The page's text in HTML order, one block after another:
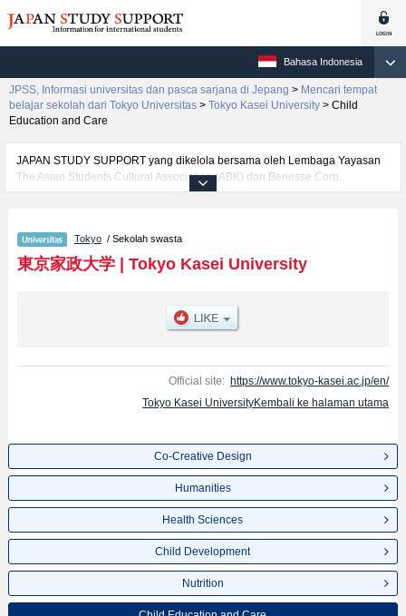
Bahasa Indonesia
JPSS, Informasi universitas dan pasca sarjana di Jepang > Mencari tempat
belajar sekolah dari Tokyo Universitas > Tokyo Kasei University > Child
Education and Care
JAPAN STUDY SUPPORT yang dikelola bersama oleh Lembaga Yayasan
The Asian Students Cultural Association (ABK) dan Benesse Corp.
menyediakan informasi sekitar 1300 universitas, pascasarjana, universitas
informasi per fakultas seperti Fakultas Co-Creative DesignatauFakultas
HumanitiesatauFakultas Health SciencesatauFakultas Child
DevelopmentatauFakultas NutritionatauFakultas Child Education and
established in April 2026）atauFakultas Interfaculty of Culture and
Informatics（scheduled to be established in April 2026）, serta berbagai
jalan, dan lainnya. Silakan memanfaatkannya.
Tokyo / Sekolah swasta
東京家政大学| Tokyo Kasei University
Official site: https://www.tokyo-kasei.ac.jp/en/
Tokyo Kasei UniversityKembali ke halaman utama
Co-Creative Design
Humanities
Health Sciences
Child Development
Nutrition